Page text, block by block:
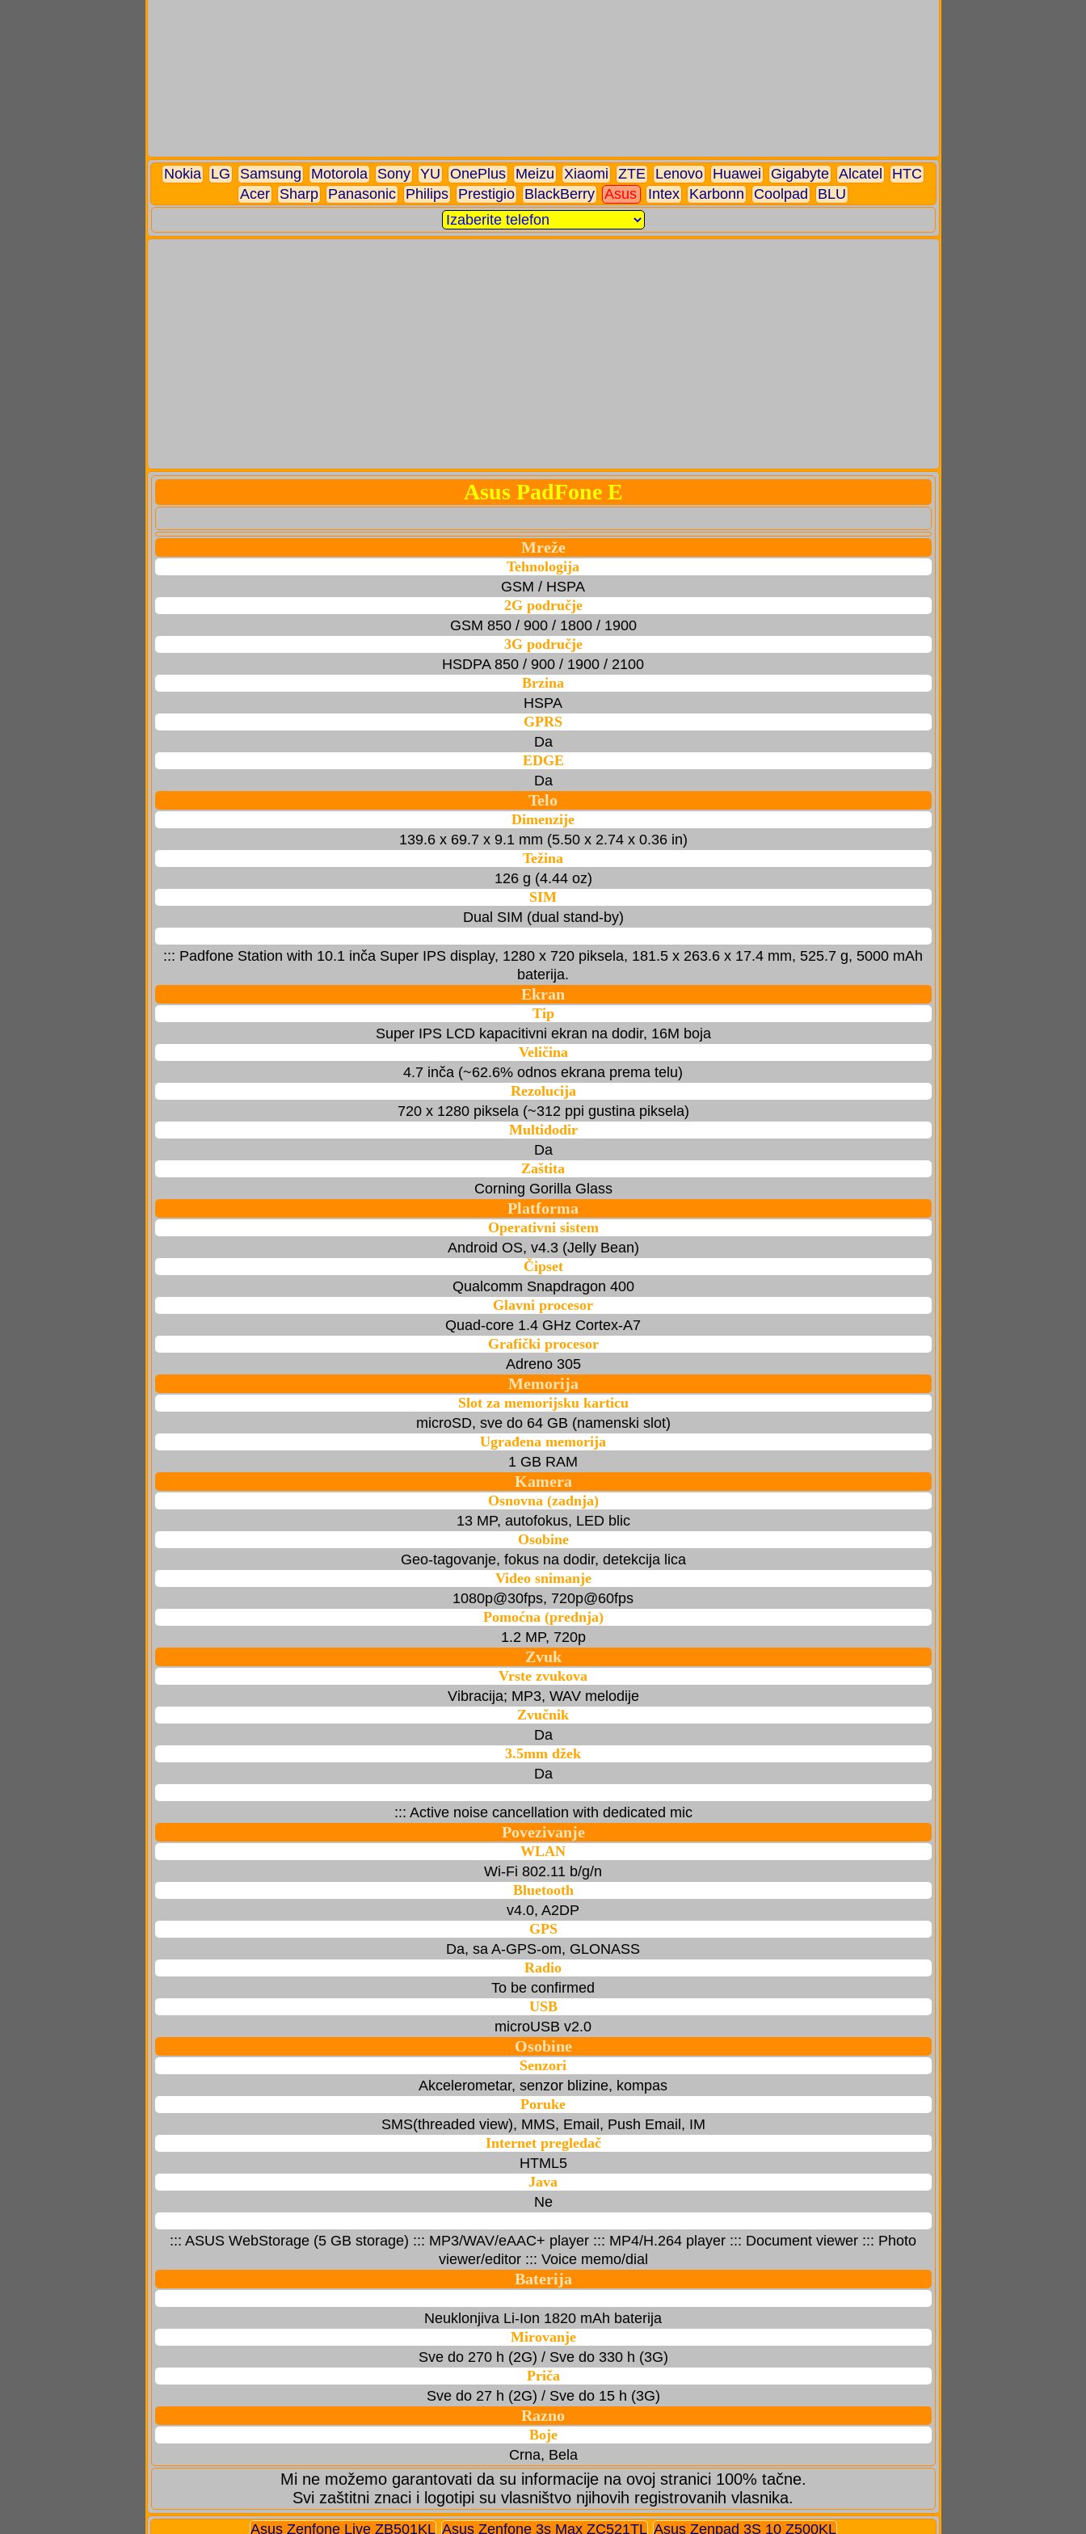
Nokia LG Samsung Motorola Sony YU OnePlus Meizu Xiaomi ZTE Lenovo Huawei Gigabyte Alcatel
HTC
Acer
Sharp Panasonic Philips Prestigio BlackBerry Asus Intex Karbonn Coolpad BLU
Asus PadFone E
Mreže
Tehnologija
GSM / HSPA
2G područje
GSM 850 / 900 / 1800 / 1900
3G područje
HSDPA 850 / 900 / 1900 / 2100
Brzina
HSPA
GPRS
Da
EDGE
Da
Telo
Dimenzije
139.6 x 69.7 x 9.1 mm (5.50 x 2.74 x 0.36 in)
Težina
126 g (4.44 oz)
SIM
Dual SIM (dual stand-by)
::: Padfone Station with 10.1 inča Super IPS display, 1280 x 720 piksela, 181.5 x 263.6 x 17.4 mm, 525.7 g, 5000 mAh
baterija.
Ekran
Tip
Super IPS LCD kapacitivni ekran na dodir, 16M boja
Veličina
4.7 inča (~62.6% odnos ekrana prema telu)
Rezolucija
720 x 1280 piksela (~312 ppi gustina piksela)
Multidodir
Da
Zaštita
Corning Gorilla Glass
Platforma
Operativni sistem
Android OS, v4.3 (Jelly Bean)
Čipset
Qualcomm Snapdragon 400
Glavni procesor
Quad-core 1.4 GHz Cortex-A7
Grafički procesor
Adreno 305
Memorija
Slot za memorijsku karticu
microSD, sve do 64 GB (namenski slot)
Ugrađena memorija
1 GB RAM
Kamera
Osnovna (zadnja)
13 MP, autofokus, LED blic
Osobine
Geo-tagovanje, fokus na dodir, detekcija lica
Video snimanje
1080p@30fps, 720p@60fps
Pomoćna (prednja)
1.2 MP, 720p
Zvuk
Vrste zvukova
Vibracija; MP3, WAV melodije
Zvučnik
Da
3.5mm džek
Da
::: Active noise cancellation with dedicated mic
Povezivanje
WLAN
Wi-Fi 802.11 b/g/n
Bluetooth
v4.0, A2DP
GPS
Da, sa A-GPS-om, GLONASS
Radio
To be confirmed
USB
microUSB v2.0
Osobine
Senzori
Akcelerometar, senzor blizine, kompas
Poruke
SMS(threaded view), MMS, Email, Push Email, IM
Internet pregledač
HTML5
Java
Ne
::: ASUS WebStorage (5 GB storage) ::: MP3/WAV/eAAC+ player ::: MP4/H.264 player ::: Document viewer ::: Photo
viewer/editor ::: Voice memo/dial
Baterija
Neuklonjiva Li-Ion 1820 mAh baterija
Mirovanje
Sve do 270 h (2G) / Sve do 330 h (3G)
Priča
Sve do 27 h (2G) / Sve do 15 h (3G)
Razno
Boje
Crna, Bela
Mi ne možemo garantovati da su informacije na ovoj stranici 100% tačne.
Svi zaštitni znaci i logotipi su vlasništvo njihovih registrovanih vlasnika.
Asus Zenfone Live ZB501KL Asus Zenfone 3s Max ZC521TL Asus Zenpad 3S 10 Z500KL